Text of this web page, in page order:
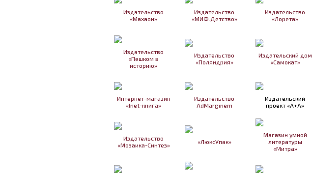
Издательство
«Махаон»
Издательство
«МИФ.Детство»
Издательство
«Лорета»
Издательство
«Пешком в
историю»
Издательство
«Поляндрия»
Издательский дом
«Самокат»
Интернет-магазин
«Inet-книга»
Издательство
AdMarginem
Издательский
проект «А+А»
Издательство
«Мозаика-Синтез»
«ЛюксУпак»
Магазин умной
литературы
«Митра»